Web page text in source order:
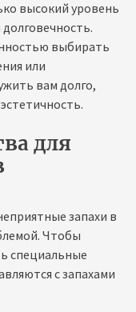
высокий уровень
выбирать
или
вам долго,
для
запахи в
Чтобы
специальные
с запахами